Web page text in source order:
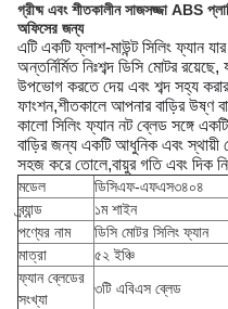
গ্রীষ্ম এবং শীতকালীন সাজসজ্জা ABS
অফিসের জন্য
এটি একটি ফ্লাশ-মাউন্ট সিলিং ফ্যান
অন্তর্নির্মিত নিঃশব্দ ডিসি মোটর
উপভোগ করতে দেয় এবং শব্দ সহ্য
ফাংশন,শীতকালে আপনার বাড়ির
কালো সিলিং ফ্যান নট ব্লেড সঙ্গে
বাড়ির জন্য একটি আধুনিক এবং স্থায়ী
সহজ করে তোলে,বায়ুর গতি এবং দিক
মডেল
ডিসিএফ-এফএস৩৪০৪
ব্র্যান্ড
১ম শাইন
পণ্যের নাম
ডিসি মোটর সিলিং ফ্যান
মাত্রা
৫২ ইঞ্চি
ফ্যান ব্লেডের
সংখ্যা
৩টি এবিএস ব্লেড